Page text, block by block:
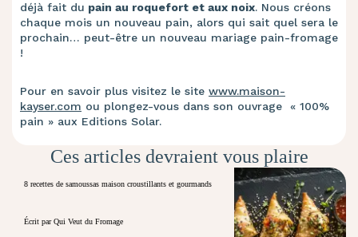
déjà fait du pain au roquefort et aux noix. Nous créons
chaque mois un nouveau pain, alors qui sait quel sera le
prochain… peut-être un nouveau mariage pain-fromage
!
Pour en savoir plus visitez le site www.maison-
kayser.com ou plongez-vous dans son ouvrage « 100%
pain » aux Editions Solar.
Ces articles devraient vous plaire
8 recettes de samoussas maison croustillants et gourmands
Écrit par Qui Veut du Fromage